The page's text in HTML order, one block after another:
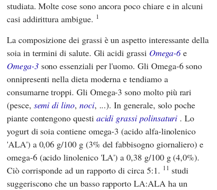
studiata. Molte cose sono ancora poco chiare e in alcuni
casi addirittura ambigue. 1
La composizione dei grassi è un aspetto interessante della
soia in termini di salute. Gli acidi grassi Omega-6e
Omega-3sono essenziali per l'uomo. Gli Omega-6 sono
onnipresenti nella dieta moderna e tendiamo a
consumarne troppi. Gli Omega-3 sono molto più rari
(pesce, semi di lino, noci, ...). In generale, solo poche
piante contengono questi acidi grassi polinsaturi . Lo
yogurt di soia contiene omega-3 (acido alfa-linolenico
'ALA') a 0,06 g/100 g (3% del fabbisogno giornaliero) e
omega-6 (acido linolenico 'LA') a 0,38 g/100 g (4,0%).
Ciò corrisponde ad un rapporto di circa 5:1. 11 studi
suggeriscono che un basso rapporto LA:ALA ha un